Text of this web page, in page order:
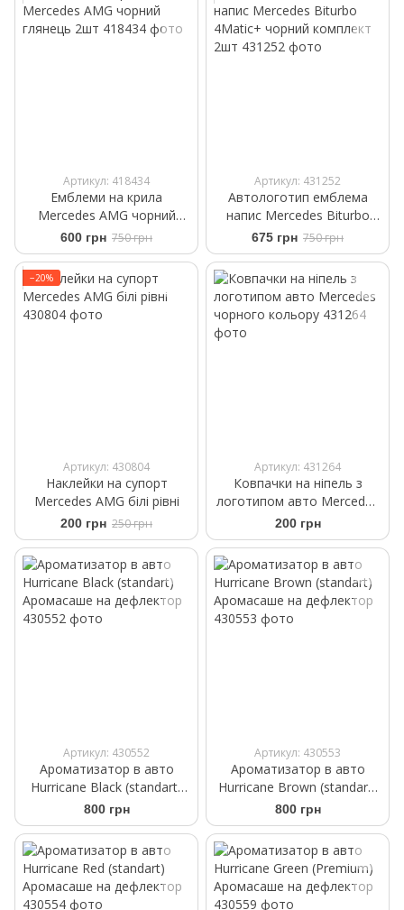
Артикул: 418434
Емблеми на крила
Mercedes AMG чорний
глянець 2шт
600 грн 750 грн
Артикул: 431252
Автологотип емблема
напис Mercedes Biturbo
4Matic+ чорний комплект
2шт
675 грн 750 грн
−20%
Артикул: 430804
Наклейки на супорт
Mercedes AMG білі рівні
200 грн 250 грн
Артикул: 431264
Ковпачки на ніпель з
логотипом авто Mercedes
чорного кольору
200 грн
Артикул: 430552
Ароматизатор в авто
Hurricane Black (standart)
Аромасаше на дефлектор
800 грн
Артикул: 430553
Ароматизатор в авто
Hurricane Brown (standart)
Аромасаше на дефлектор
800 грн